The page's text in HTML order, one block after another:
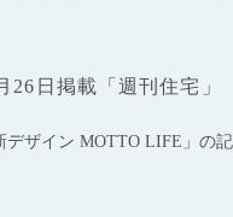
26日掲載「週刊住宅」
デザイン MOTTO LIFE」の